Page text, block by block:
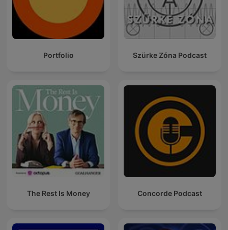
Portfolio Szürke Zóna Podcast
The Rest Is Money Concorde Podcast